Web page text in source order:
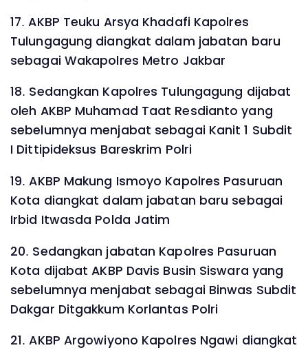
17. AKBP Teuku Arsya Khadafi Kapolres
Tulungagung diangkat dalam jabatan baru
sebagai Wakapolres Metro Jakbar
18. Sedangkan Kapolres Tulungagung dijabat
oleh AKBP Muhamad Taat Resdianto yang
sebelumnya menjabat sebagai Kanit 1 Subdit
I Dittipideksus Bareskrim Polri
19. AKBP Makung Ismoyo Kapolres Pasuruan
Kota diangkat dalam jabatan baru sebagai
Irbid Itwasda Polda Jatim
20. Sedangkan jabatan Kapolres Pasuruan
Kota dijabat AKBP Davis Busin Siswara yang
sebelumnya menjabat sebagai Binwas Subdit
Dakgar Ditgakkum Korlantas Polri
21. AKBP Argowiyono Kapolres Ngawi diangkat